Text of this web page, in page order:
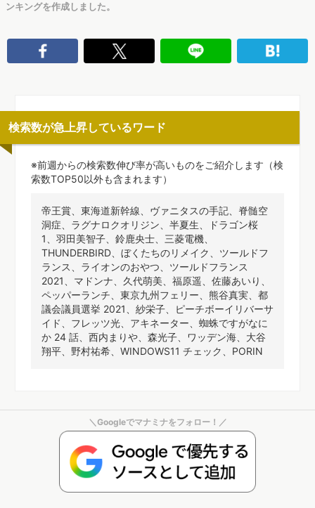
ンキングを作成しました。
検索数が急上昇しているワード
※前週からの検索数伸び率が高いものをご紹介します（検
索数TOP50以外も含まれます）
帝王賞、東海道新幹線、ヴァニタスの手記、脊髄空
洞症、ラグナロクオリジン、半夏生、ドラゴン桜
1、羽田美智子、鈴鹿央士、三菱電機、
THUNDERBIRD、ぼくたちのリメイク、ツールドフ
ランス、ライオンのおやつ、ツールドフランス
2021、マドンナ、久代萌美、福原遥、佐藤あいり、
ペッパーランチ、東京九州フェリー、熊谷真実、都
議会議員選挙 2021、紗栄子、ピーチボーイリバーサ
イド、フレッツ光、アキネーター、蜘蛛ですがなに
か 24 話、西内まりや、森光子、ワッデン海、大谷
翔平、野村祐希、WINDOWS11 チェック、PORIN
＼Googleでマナミナをフォロー！／